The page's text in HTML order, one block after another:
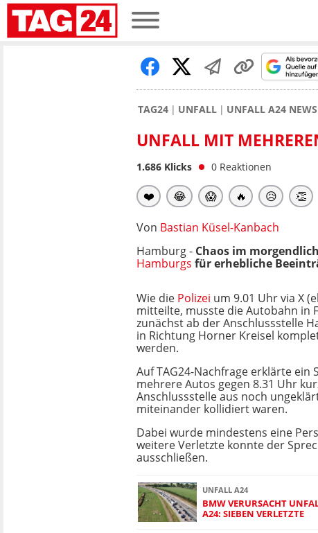
TAG24 UNFALL UNFALL A24 NEWS
UNFALL MIT
1.686 Klicks 0 Reaktionen
❤️ 😂 😱 🔥 😥 👏
Von Bastian Küsel-Kanbach
Hamburg - Chaos im
Hamburgs für erhebliche
Wie die Polizei um 9.01 Uhr via X
mitteilte, musste die Autobahn in
zunächst ab der Anschlussstelle
in Richtung Horner Kreisel
werden.
Auf TAG24-Nachfrage erklärte ein
mehrere Autos gegen 8.31 Uhr
Anschlussstelle aus noch
miteinander kollidiert waren.
Dabei wurde mindestens eine
weitere Verletzte konnte der
ausschließen.
UNFALL A24
BMW VERURSACHT
A24: SIEBEN VERLETZTE